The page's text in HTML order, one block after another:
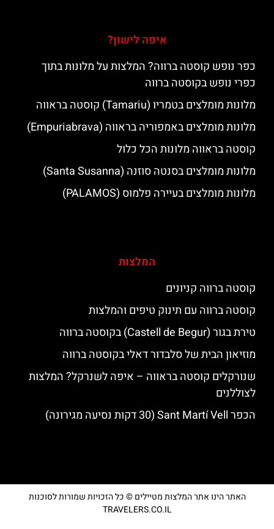
איפה לישון?
כפר נופש קוסטה ברווה? המלצות על מלונות בתוך
כפרי נופש בקוסטה ברווה
מלונות מומלצים בטמריו (Tamariu) קוסטה בראווה
מלונות מומלצים באמפוריה בראווה (Empuriabrava)
קוסטה בראווה מלונות הכל כלול
מלונות מומלצים בסנטה סוזנה (Santa Susanna)
מלונות מומלצים בעיירה פלמוס (PALAMOS)
המלצות
קוסטה ברווה קניונים
קוסטה ברווה עם תינוק טיפים והמלצות
טירת בגור (Castell de Begur) בקוסטה ברווה
מוזיאון הבית של סלבדור דאלי בקוסטה ברווה
שנורקלים קוסטה בראווה – איפה לשנרקל? המלצות
לצוללנים
הכפר Sant Martí Vell (30 דקות נסיעה מגירונה)
האתר הינו אתר המלצות מטיילים © כל הזכויות שמורות לסוכנות
TRAVELERS.CO.IL